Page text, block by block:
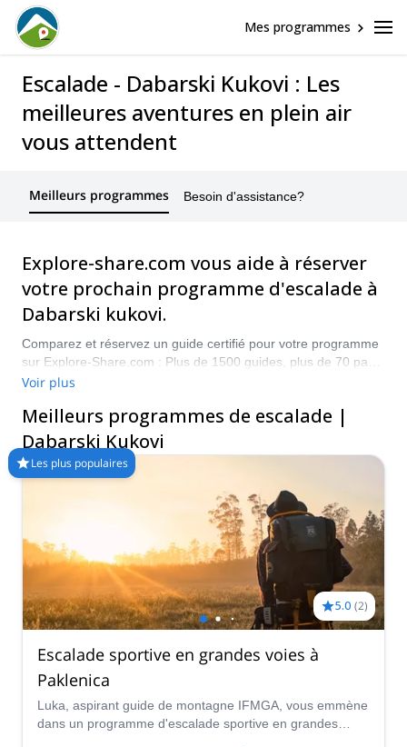
Mes programmes
Escalade - Dabarski Kukovi : Les
meilleures aventures en plein air
vous attendent
Meilleurs programmes Besoin d'assistance?
Explore-share.com vous aide à réserver
votre prochain programme d'escalade à
Dabarski kukovi.
Comparez et réservez un guide certifié pour votre programme
sur Explore-Share.com : Plus de 1500 guides, plus de 70 pays
et plus de 8000 programmes différents au choix. Faites votre
Dabarski kukovi. Les montagnes vous appellent !
Voir plus
Meilleurs programmes de escalade |
Dabarski Kukovi
Les plus populaires
5.0 (2)
Escalade sportive en grandes voies à
Paklenica
Luka, aspirant guide de montagne IFMGA, vous emmène
dans un programme d'escalade sportive en grandes